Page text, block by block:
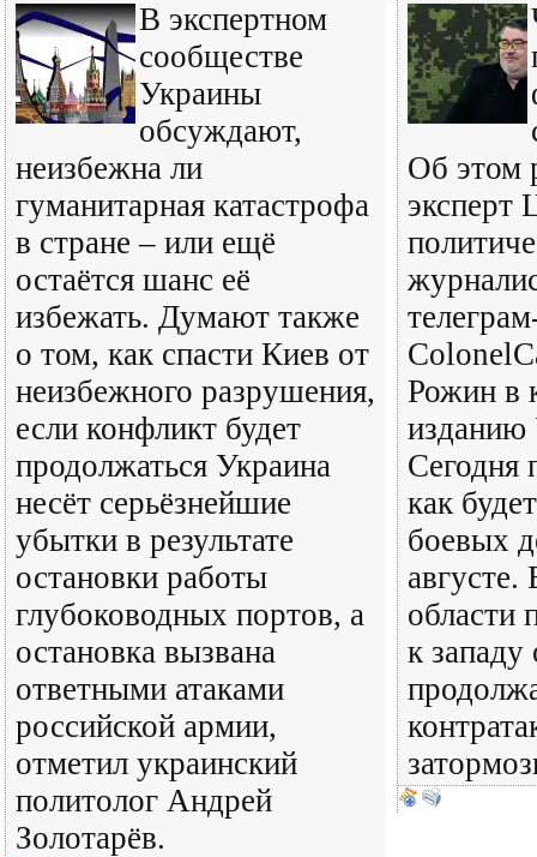
В экспертном
сообществе
Украины
обсуждают,
неизбежна ли
гуманитарная катастрофа
в стране – или ещё
остаётся шанс её
избежать. Думают также
о том, как спасти Киев от
неизбежного разрушения,
если конфликт будет
продолжаться Украина
несёт серьёзнейшие
убытки в результате
остановки работы
глубоководных портов, а
остановка вызвана
ответными атаками
российской армии,
отметил украинский
политолог Андрей
Золотарёв.
Об этом
эксперт
Рожин в
изданию
Сегодня
как
боевых
области
к